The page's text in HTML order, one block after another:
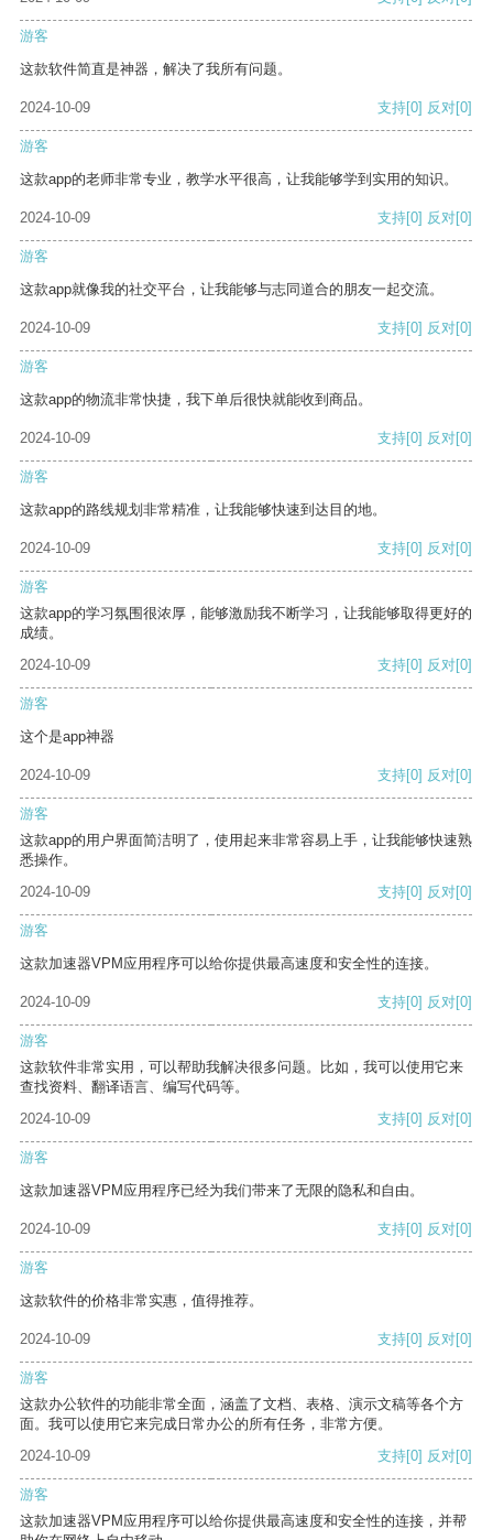
游客
这款软件简直是神器，解决了我所有问题。
2024-10-09 支持[0] 反对[0]
游客
这款app的老师非常专业，教学水平很高，让我能够学到实用的知识。
2024-10-09 支持[0] 反对[0]
游客
这款app就像我的社交平台，让我能够与志同道合的朋友一起交流。
2024-10-09 支持[0] 反对[0]
游客
这款app的物流非常快捷，我下单后很快就能收到商品。
2024-10-09 支持[0] 反对[0]
游客
这款app的路线规划非常精准，让我能够快速到达目的地。
2024-10-09 支持[0] 反对[0]
游客
这款app的学习氛围很浓厚，能够激励我不断学习，让我能够取得更好的
成绩。
2024-10-09
支持[0] 反对[0]
游客
这个是app神器
2024-10-09 支持[0] 反对[0]
游客
这款app的用户界面简洁明了，使用起来非常容易上手，让我能够快速熟
悉操作。
2024-10-09
支持[0] 反对[0]
游客
这款加速器VPM应用程序可以给你提供最高速度和安全性的连接。
2024-10-09 支持[0] 反对[0]
游客
这款软件非常实用，可以帮助我解决很多问题。比如，我可以使用它来
查找资料、翻译语言、编写代码等。
2024-10-09
支持[0] 反对[0]
游客
这款加速器VPM应用程序已经为我们带来了无限的隐私和自由。
2024-10-09 支持[0] 反对[0]
游客
这款软件的价格非常实惠，值得推荐。
2024-10-09 支持[0] 反对[0]
游客
这款办公软件的功能非常全面，涵盖了文档、表格、演示文稿等各个方
面。我可以使用它来完成日常办公的所有任务，非常方便。
2024-10-09
支持[0] 反对[0]
游客
这款加速器VPM应用程序可以给你提供最高速度和安全性的连接，并帮